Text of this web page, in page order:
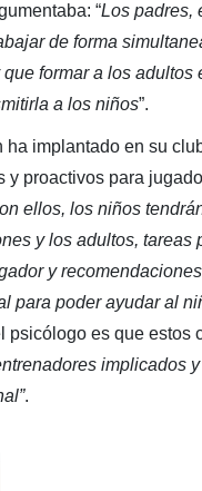
“Los padres,
de forma
formar a los adultos
a los niños”.
ha implantado en su
y proactivos para
ellos, los niños
y los adultos, tareas
y
para poder ayudar al
psicólogo es que estos
implicados
.